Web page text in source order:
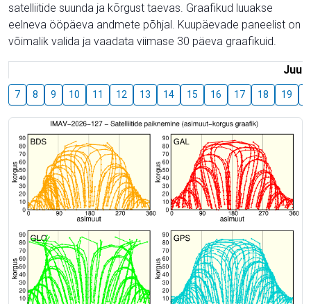
satelliitide suunda ja kõrgust taevas. Graafikud luuakse
eelneva ööpäeva andmete põhjal. Kuupäevade paneelist on
võimalik valida ja vaadata viimase 30 päeva graafikuid.
Juuli
7 8 9 10 11 12 13 14 15 16 17 18 19